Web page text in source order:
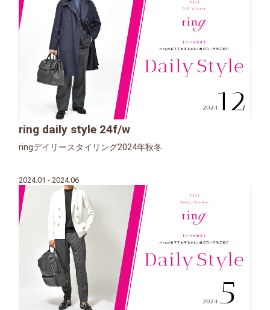
ring daily style 24f/w
ringデイリースタイリング2024年秋冬
2024.01 - 2024.06